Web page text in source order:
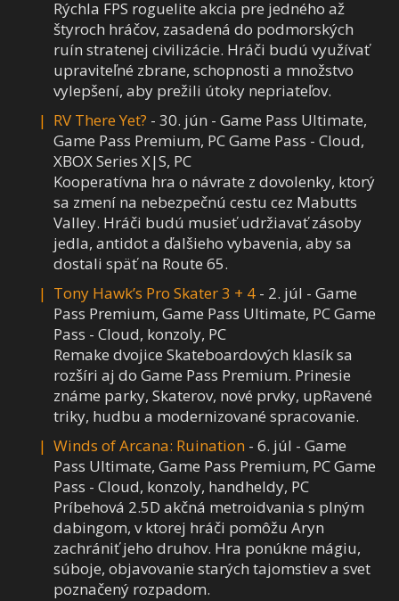
Rýchla FPS roguelite akcia pre jedného až
štyroch hráčov, zasadená do podmorských
ruín stratenej civilizácie. Hráči budú využívať
upraviteľné zbrane, schopnosti a množstvo
vylepšení, aby prežili útoky nepriateľov.
RV There Yet? - 30. jún - Game Pass Ultimate,
Game Pass Premium, PC Game Pass - Cloud,
XBOX Series X|S, PC
Kooperatívna hra o návrate z dovolenky, ktorý
sa zmení na nebezpečnú cestu cez Mabutts
Valley. Hráči budú musieť udržiavať zásoby
jedla, antidot a ďalšieho vybavenia, aby sa
dostali späť na Route 65.
Tony Hawk’s Pro Skater 3 + 4 - 2. júl - Game
Pass Premium, Game Pass Ultimate, PC Game
Pass - Cloud, konzoly, PC
Remake dvojice Skateboardových klasík sa
rozšíri aj do Game Pass Premium. Prinesie
známe parky, Skaterov, nové prvky, upRavené
triky, hudbu a modernizované spracovanie.
Winds of Arcana: Ruination - 6. júl - Game
Pass Ultimate, Game Pass Premium, PC Game
Pass - Cloud, konzoly, handheldy, PC
Príbehová 2.5D akčná metroidvania s plným
dabingom, v ktorej hráči pomôžu Aryn
zachrániť jeho druhov. Hra ponúkne mágiu,
súboje, objavovanie starých tajomstiev a svet
poznačený rozpadom.